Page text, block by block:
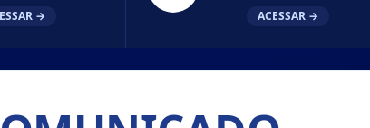
→
ACESSAR →